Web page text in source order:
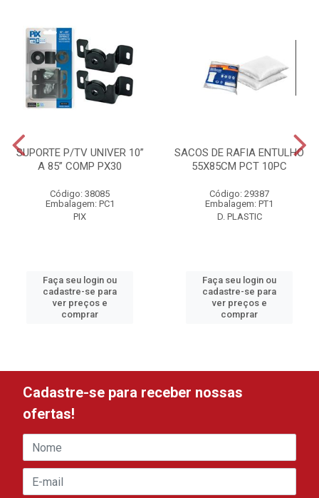
SUPORTE P/TV UNIVER 10”
A 85” COMP PX30
Código: 38085
Embalagem: PC1
PIX
Faça seu login ou
cadastre-se para
ver preços e
comprar
SACOS DE RAFIA ENTULHO
55X85CM PCT 10PC
Código: 29387
Embalagem: PT1
D. PLASTIC
Faça seu login ou
cadastre-se para
ver preços e
comprar
Cadastre-se para receber nossas
ofertas!